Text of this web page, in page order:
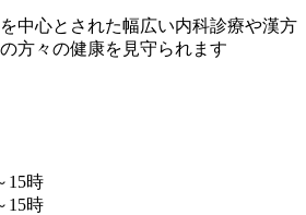
中心とされた幅広い内科診療や漢方
方々の健康を見守られます
15時
15時